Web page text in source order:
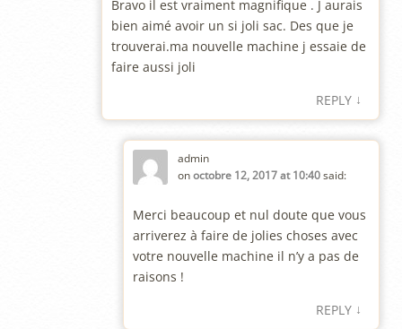
Bravo il est vraiment magnifique . J aurais
bien aimé avoir un si joli sac. Des que je
trouverai.ma nouvelle machine j essaie de
faire aussi joli
REPLY ↓
admin
onoctobre 12, 2017 at 10:40said:
Merci beaucoup et nul doute que vous
arriverez à faire de jolies choses avec
votre nouvelle machine il n’y a pas de
raisons !
REPLY ↓